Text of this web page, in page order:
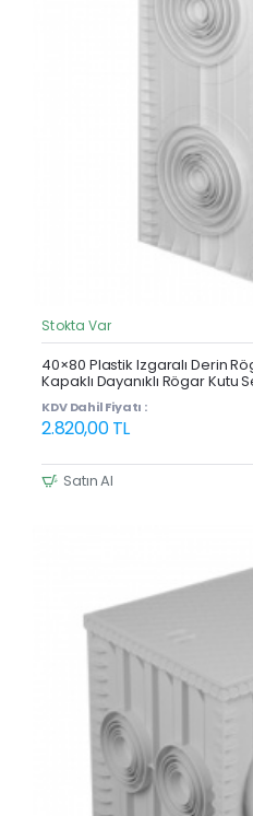
Stokta Var
40×80 Plastik Izgaralı Derin
Kapaklı Dayanıklı Rögar Kutu
KDV Dahil Fiyatı :
2.820,00 TL
Satın Al